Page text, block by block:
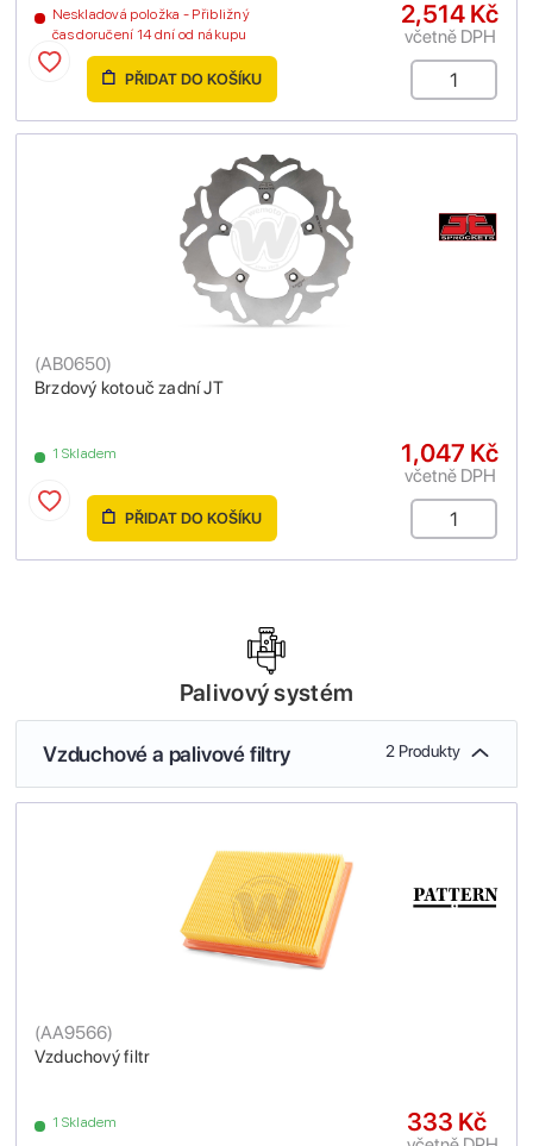
Neskladová položka - Přibližný
čas doručení 14 dní od nákupu
2,514 Kč
včetně DPH
PŘIDAT DO KOŠÍKU
Brzdový kotouč zadní JT
(AB0650)
1 Skladem 1,047 Kč
včetně DPH
PŘIDAT DO KOŠÍKU
Palivový systém
Vzduchové a palivové filtry 2 Produkty
Vzduchový filtr
(AA9566)
1 Skladem 333 Kč